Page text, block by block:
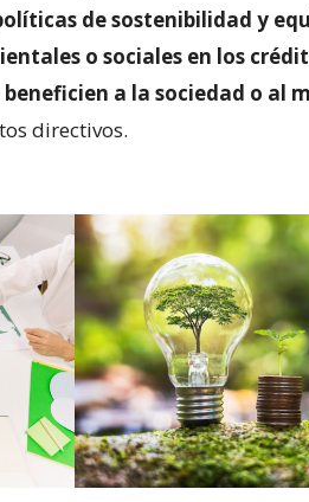
de sostenibilidad y
o sociales en los
beneficien a la sociedad o al
directivos.